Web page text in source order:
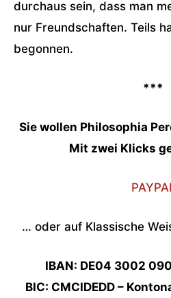
durchaus sein, dass man
nur Freundschaften. Teils
begonnen.
***
Sie wollen Philosophia
Mit zwei Klicks
… oder auf Klassische
IBAN: DE04 3002
BIC: CMCIDEDD –